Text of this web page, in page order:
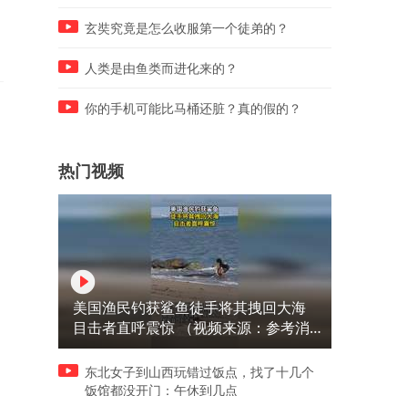
民警提醒：牢记“关、拔、
专家王麻子两款原创厨刀来
钝
玄奘究竟是怎么收服第一个徒弟的？
人类是由鱼类而进化来的？
你的手机可能比马桶还脏？真的假的？
热门视频
美国渔民钓获鲨鱼徒手将其拽回大海
目击者直呼震惊 （视频来源：参考消
息）
东北女子到山西玩错过饭点，找了十几个
饭馆都没开门：午休到几点